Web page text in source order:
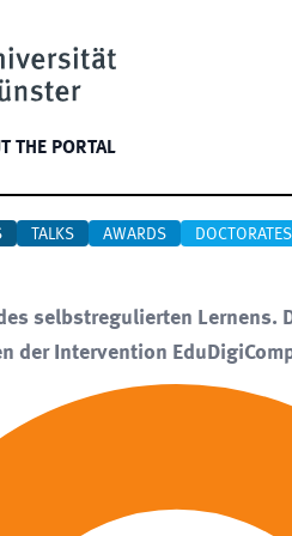
THE PORTAL
TALKS AWARDS DOCTORATES
selbstregulierten Lernens.
der Intervention